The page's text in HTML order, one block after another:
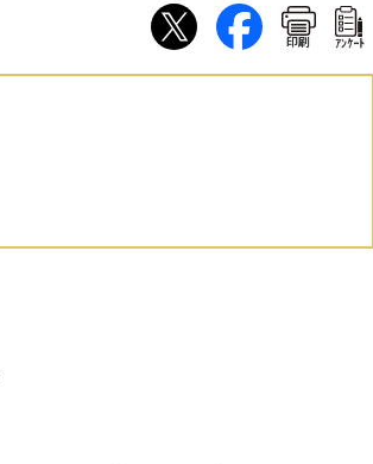
印刷 ｱﾝｹｰﾄ